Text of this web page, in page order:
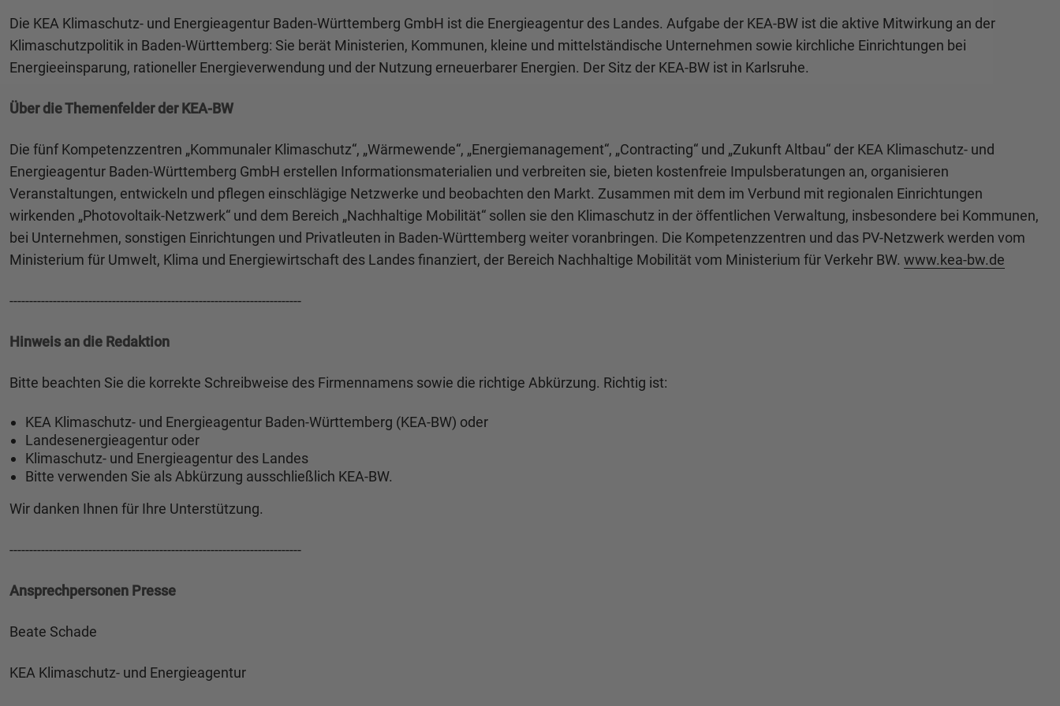
Die KEA Klimaschutz- und Energieagentur Baden-Württemberg GmbH ist die Energieagentur des Landes. Aufgabe der KEA-BW ist die aktive Mitwirkung an der
Klimaschutzpolitik in Baden-Württemberg: Sie berät Ministerien, Kommunen, kleine und mittelständische Unternehmen sowie kirchliche Einrichtungen bei
Energieeinsparung, rationeller Energieverwendung und der Nutzung erneuerbarer Energien. Der Sitz der KEA-BW ist in Karlsruhe.
Über die Themenfelder der KEA-BW
Die fünf Kompetenzzentren „Kommunaler Klimaschutz“, „Wärmewende“, „Energiemanagement“, „Contracting“ und „Zukunft Altbau“ der KEA Klimaschutz- und
Energieagentur Baden-Württemberg GmbH erstellen Informationsmaterialien und verbreiten sie, bieten kostenfreie Impulsberatungen an, organisieren
Veranstaltungen, entwickeln und pflegen einschlägige Netzwerke und beobachten den Markt. Zusammen mit dem im Verbund mit regionalen Einrichtungen
wirkenden „Photovoltaik-Netzwerk“ und dem Bereich „Nachhaltige Mobilität“ sollen sie den Klimaschutz in der öffentlichen Verwaltung, insbesondere bei Kommunen,
bei Unternehmen, sonstigen Einrichtungen und Privatleuten in Baden-Württemberg weiter voranbringen. Die Kompetenzzentren und das PV-Netzwerk werden vom
Ministerium für Umwelt, Klima und Energiewirtschaft des Landes finanziert, der Bereich Nachhaltige Mobilität vom Ministerium für Verkehr BW. www.kea-bw.de
--------------------------------------------------------------------------
Hinweis an die Redaktion
Bitte beachten Sie die korrekte Schreibweise des Firmennamens sowie die richtige Abkürzung. Richtig ist:
KEA Klimaschutz- und Energieagentur Baden-Württemberg (KEA-BW) oder
Landesenergieagentur oder
Klimaschutz- und Energieagentur des Landes
Bitte verwenden Sie als Abkürzung ausschließlich KEA-BW.
Wir danken Ihnen für Ihre Unterstützung.
--------------------------------------------------------------------------
Ansprechpersonen Presse
Beate Schade
KEA Klimaschutz- und Energieagentur